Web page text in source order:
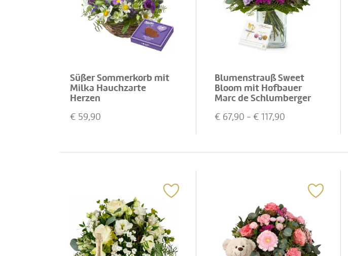
Süßer Sommerkorb mit
Milka Hauchzarte
Herzen
€ 59,90
Blumenstrauß Sweet
Bloom mit Hofbauer
Marc de Schlumberger
€ 67,90 - € 117,90